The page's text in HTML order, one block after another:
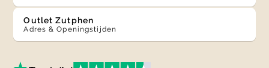
Outlet Zutphen
Adres & Openingstijden